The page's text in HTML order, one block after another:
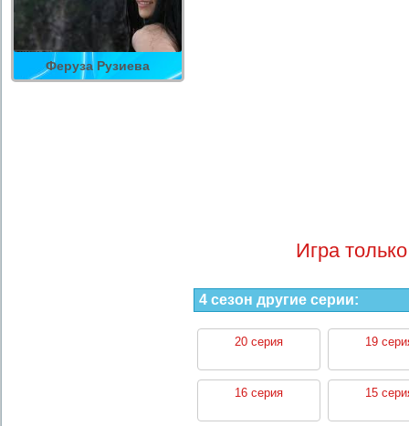
Феруза Рузиева
Игра
4 сезон другие серии:
20 серия 19
16 серия 15